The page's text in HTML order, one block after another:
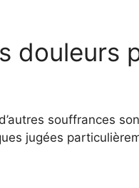
douleurs
souffrances
jugées